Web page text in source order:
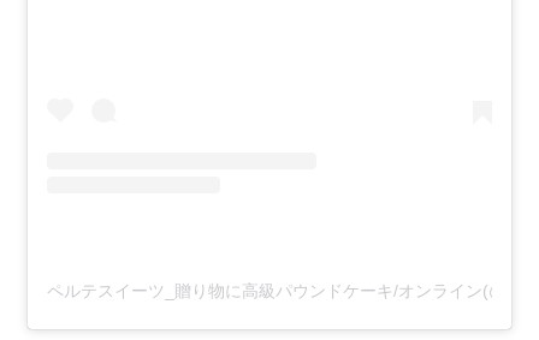
ペルテスイーツ_贈り物に高級パウンドケーキ/オンライン